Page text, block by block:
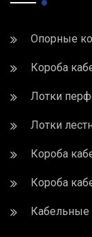
Опорные
Короба
Лотки
Лотки
Короба
Короба
Кабельные